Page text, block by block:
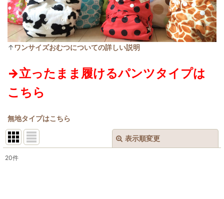
↑ ワンサイズおむつについての詳しい説明
→立ったまま履けるパンツタイプは
こちら
無地タイプはこちら
表示順変更
20件